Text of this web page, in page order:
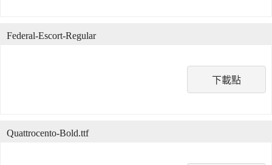
下載點
Federal-Escort-Regular
Quattrocento-Bold.ttf